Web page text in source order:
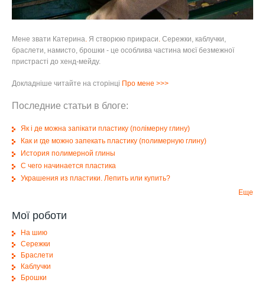
Мене звати Катерина.Я створюю прикраси.Сережки, каблучки,
браслети, намисто, брошки - це особлива частина моєї безмежної
пристрасті до хенд-мейду.
Докладніше читайте на сторінці Про мене >>>
Последние статьи в блоге:
Як і де можна запікати пластику (полімерну глину)
Как и где можно запекать пластику (полимерную глину)
История полимерной глины
С чего начинается пластика
Украшения из пластики. Лепить или купить?
Еще
Мої роботи
На шию
Сережки
Браслети
Каблучки
Брошки